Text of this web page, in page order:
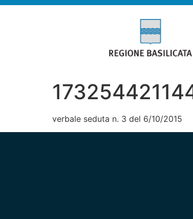
verbale seduta n. 3 del 6/10/2015